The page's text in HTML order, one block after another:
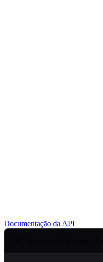
Documentação da API